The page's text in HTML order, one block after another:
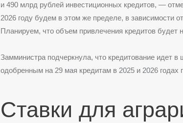
и 490 млрд рублей инвестиционных кредитов, —
2026 году будем в этом же пределе, в зависимости
Планируем, что объем привлечения кредитов будет
Замминистра подчеркнула, что кредитование идет
одобренным на 29 мая кредитам в 2025 и 2026 годах
Ставки для